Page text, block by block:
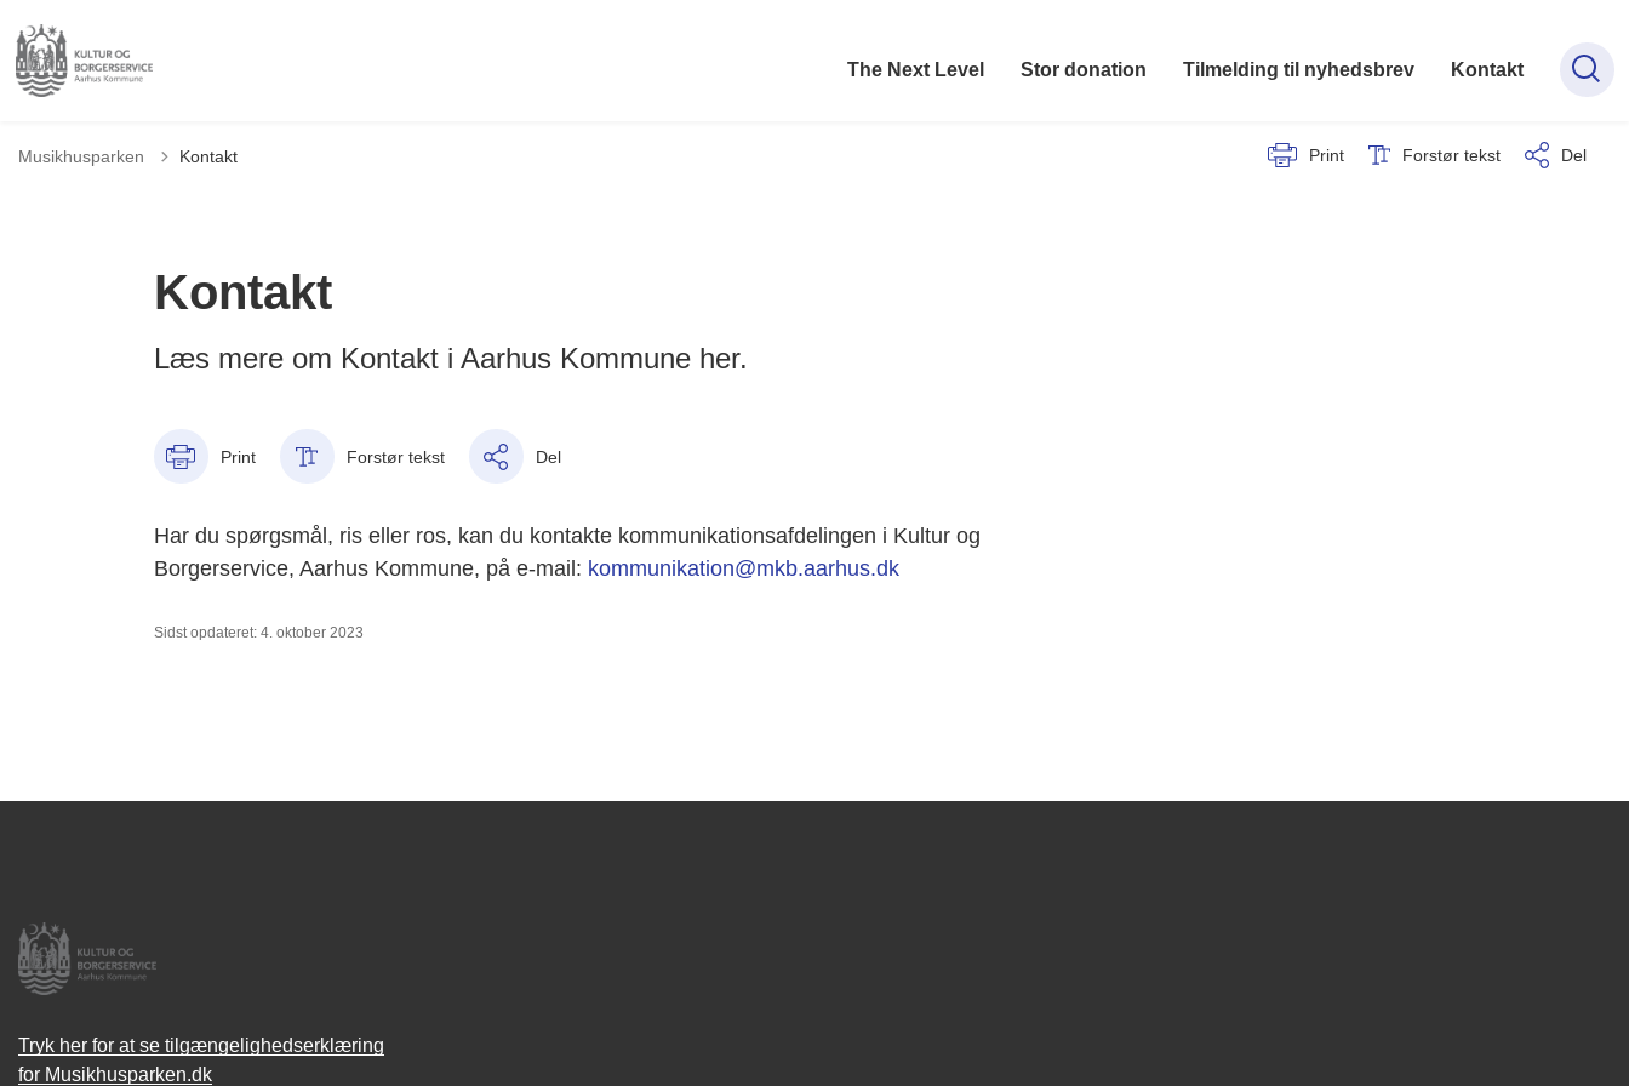
The Next Level Stor donation Tilmelding til nyhedsbrev Kontakt
Musikhusparken Kontakt Print Forstør tekst Del
Kontakt
Læs mere om Kontakt i Aarhus Kommune her.
Print Forstør tekst Del
Har du spørgsmål, ris eller ros, kan du kontakte kommunikationsafdelingen i Kultur og
Borgerservice, Aarhus Kommune, på e-mail: kommunikation@mkb.aarhus.dk
Sidst opdateret: 4. oktober 2023
Tryk her for at se tilgængelighedserklæring
for Musikhusparken.dk